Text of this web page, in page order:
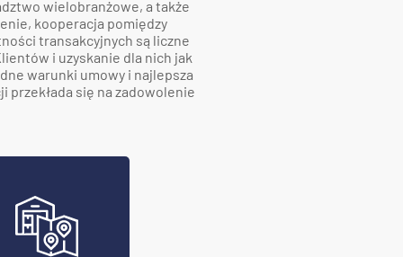
wielobranżowe, a także
kooperacja pomiędzy
transakcyjnych są liczne
i uzyskanie dla nich jak
warunki umowy i najlepsza
się na zadowolenie